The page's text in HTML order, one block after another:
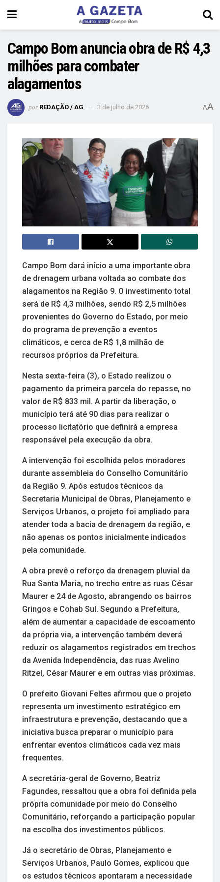
Campo Bom anuncia obra de R$ 4,3
milhões para combater
alagamentos
por REDAÇÃO / AG 3 de julho de 2026 AA
Campo Bom dará início a uma importante obra
de drenagem urbana voltada ao combate dos
alagamentos na Região 9. O investimento total
será de R$ 4,3 milhões, sendo R$ 2,5 milhões
provenientes do Governo do Estado, por meio
do programa de prevenção a eventos
climáticos, e cerca de R$ 1,8 milhão de
recursos próprios da Prefeitura.
Nesta sexta-feira (3), o Estado realizou o
pagamento da primeira parcela do repasse, no
valor de R$ 833 mil. A partir da liberação, o
município terá até 90 dias para realizar o
processo licitatório que definirá a empresa
responsável pela execução da obra.
A intervenção foi escolhida pelos moradores
durante assembleia do Conselho Comunitário
da Região 9. Após estudos técnicos da
Secretaria Municipal de Obras, Planejamento e
Serviços Urbanos, o projeto foi ampliado para
atender toda a bacia de drenagem da região, e
não apenas os pontos inicialmente indicados
pela comunidade.
A obra prevê o reforço da drenagem pluvial da
Rua Santa Maria, no trecho entre as ruas César
Maurer e 24 de Agosto, abrangendo os bairros
Gringos e Cohab Sul. Segundo a Prefeitura,
além de aumentar a capacidade de escoamento
da própria via, a intervenção também deverá
reduzir os alagamentos registrados em trechos
da Avenida Independência, das ruas Avelino
Ritzel, César Maurer e em outras vias próximas.
O prefeito Giovani Feltes afirmou que o projeto
representa um investimento estratégico em
infraestrutura e prevenção, destacando que a
iniciativa busca preparar o município para
enfrentar eventos climáticos cada vez mais
frequentes.
A secretária-geral de Governo, Beatriz
Fagundes, ressaltou que a obra foi definida pela
própria comunidade por meio do Conselho
Comunitário, reforçando a participação popular
na escolha dos investimentos públicos.
Já o secretário de Obras, Planejamento e
Serviços Urbanos, Paulo Gomes, explicou que
os estudos técnicos apontaram a necessidade